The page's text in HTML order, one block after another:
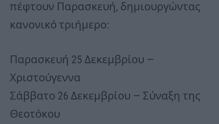
πέφτουν Παρασκευή, δημιουργώντας
κανονικό τριήμερο:
Παρασκευή 25 Δεκεμβρίου —
Χριστούγεννα
Σάββατο 26 Δεκεμβρίου — Σύναξη της
Θεοτόκου